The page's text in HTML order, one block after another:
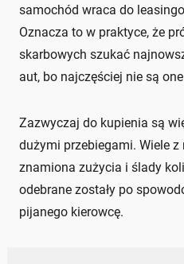
samochód wraca do
Oznacza to w praktyce, że
skarbowych szukać
aut, bo najczęściej nie są
Zazwyczaj do kupienia są
dużymi przebiegami. Wiele
znamiona zużycia i ślady
odebrane zostały po
pijanego kierowcę.